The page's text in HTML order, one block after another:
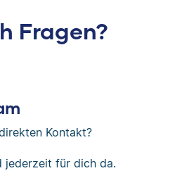
Fragen?
Kontakt?
jederzeit für dich da.